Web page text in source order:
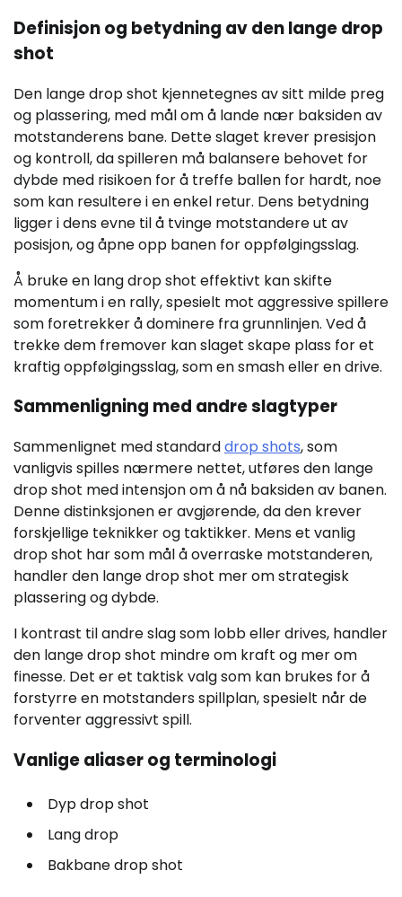
Definisjon og betydning av den lange drop
shot
Den lange drop shot kjennetegnes av sitt milde preg
og plassering, med mål om å lande nær baksiden av
motstanderens bane. Dette slaget krever presisjon
og kontroll, da spilleren må balansere behovet for
dybde med risikoen for å treffe ballen for hardt, noe
som kan resultere i en enkel retur. Dens betydning
ligger i dens evne til å tvinge motstandere ut av
posisjon, og åpne opp banen for oppfølgingsslag.
Å bruke en lang drop shot effektivt kan skifte
momentum i en rally, spesielt mot aggressive spillere
som foretrekker å dominere fra grunnlinjen. Ved å
trekke dem fremover kan slaget skape plass for et
kraftig oppfølgingsslag, som en smash eller en drive.
Sammenligning med andre slagtyper
Sammenlignet med standarddrop shots, som
vanligvis spilles nærmere nettet, utføres den lange
drop shot med intensjon om å nå baksiden av banen.
Denne distinksjonen er avgjørende, da den krever
forskjellige teknikker og taktikker. Mens et vanlig
drop shot har som mål å overraske motstanderen,
handler den lange drop shot mer om strategisk
plassering og dybde.
I kontrast til andre slag som lobb eller drives, handler
den lange drop shot mindre om kraft og mer om
finesse. Det er et taktisk valg som kan brukes for å
forstyrre en motstanders spillplan, spesielt når de
forventer aggressivt spill.
Vanlige aliaser og terminologi
Dyp drop shot
Lang drop
Bakbane drop shot